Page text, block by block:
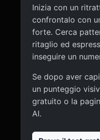
Inizia con un
confrontalo con
forte. Cerca
ritaglio ed
inseguire un
Se dopo aver
un punteggio
gratuito o la
AI.